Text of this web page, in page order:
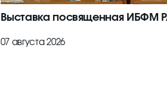
Выставка посвященная ИБФМ
07 августа 2026